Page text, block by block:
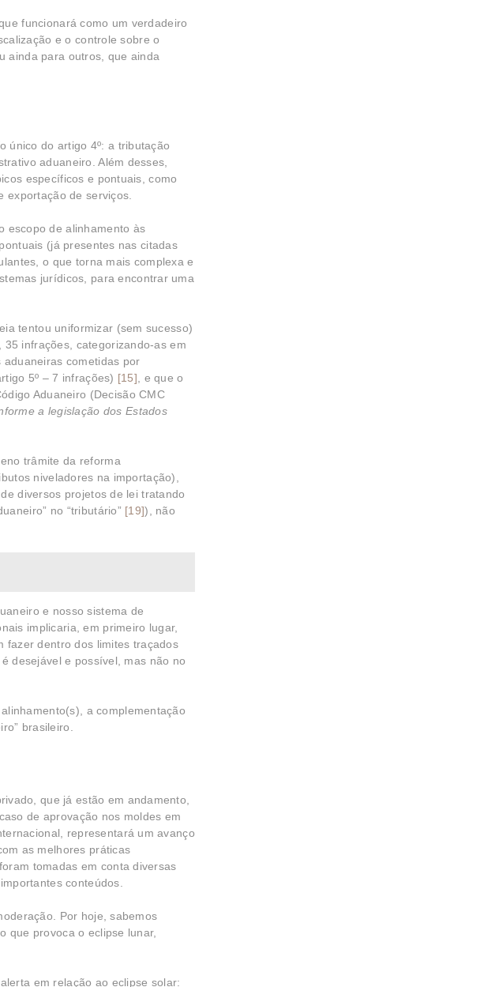
funcionará como um verdadeiro
e o controle sobre o
ainda para outros, que ainda
único do artigo 4º: a tributação
aduaneiro. Além desses,
específicos e pontuais, como
exportação de serviços.
escopo de alinhamento às
(já presentes nas citadas
o que torna mais complexa e
jurídicos, para encontrar uma
tentou uniformizar (sem sucesso)
infrações, categorizando-as em
aduaneiras cometidas por
5º – 7 infrações) [15], e que o
Aduaneiro (Decisão CMC
a legislação dos Estados
trâmite da reforma
niveladores na importação),
diversos projetos de lei tratando
no “tributário” [19]), não
e nosso sistema de
implicaria, em primeiro lugar,
fazer dentro dos limites traçados
desejável e possível, mas não no
a complementação
brasileiro.
que já estão em andamento,
de aprovação nos moldes em
representará um avanço
as melhores práticas
tomadas em conta diversas
conteúdos.
Por hoje, sabemos
que provoca o eclipse lunar,
em relação ao eclipse solar: